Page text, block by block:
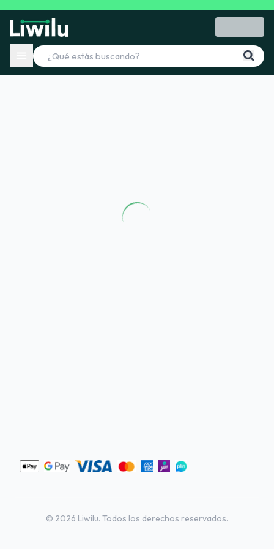
© 2026 Liwilu. Todos los derechos reservados.